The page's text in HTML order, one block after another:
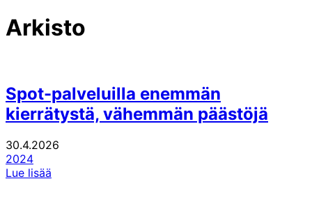
Arkisto
Spot-palveluilla enemmän
kierrätystä, vähemmän päästöjä
30.4.2026
2024
Lue lisää